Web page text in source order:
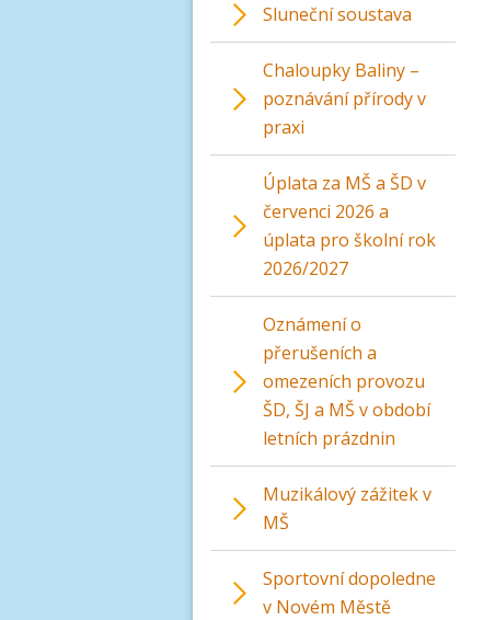
Sluneční soustava
Chaloupky Baliny –
poznávání přírody v
praxi
Úplata za MŠ a ŠD v
červenci 2026 a
úplata pro školní rok
2026/2027
Oznámení o
přerušeních a
omezeních provozu
ŠD, ŠJ a MŠ v období
letních prázdnin
Muzikálový zážitek v
MŠ
Sportovní dopoledne
v Novém Městě